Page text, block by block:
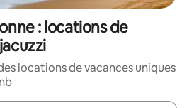
: locations de
locations de vacances uniques